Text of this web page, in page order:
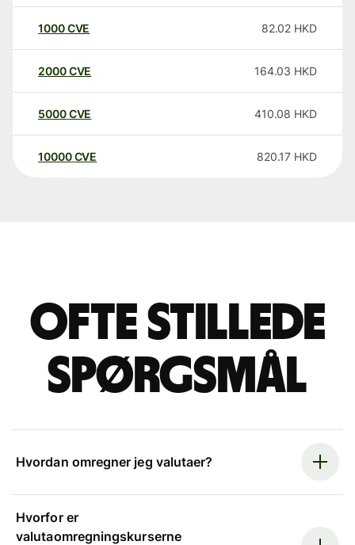
1000CVE 82.02 HKD
2000CVE 164.03 HKD
5000CVE 410.08 HKD
10000 CVE 820.17 HKD
Ofte stillede
spørgsmål
Hvordan omregner jeg valutaer?
Hvorfor er
valutaomregningskurserne